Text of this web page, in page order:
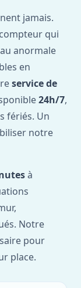
jamais.
qui
anormale
en
service de
24h/7,
fériés. Un
notre
à
Notre
pour
place.